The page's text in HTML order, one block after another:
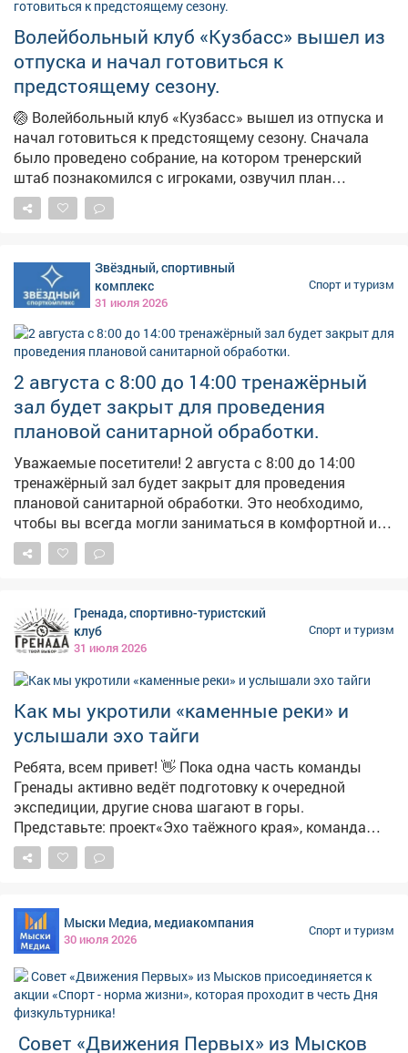
Волейбольный клуб «Кузбасс» вышел из
отпуска и начал готовиться к
предстоящему сезону.
🏐 Волейбольный клуб «Кузбасс» вышел из отпуска и
начал готовиться к предстоящему сезону. Сначала
было проведено собрание, на котором тренерский
штаб познакомился с игроками, озвучил план
предсезонной подготовки и обозначил методы
работы. Напомним, буквально накануне сбора
Зинько избавился от приставки и.о. и стал
полноправным наставником. #новости10канала
Звёздный, спортивный
комплекс
31 июля 2026
Спорт и туризм
2 августа с 8:00 до 14:00 тренажёрный
зал будет закрыт для проведения
плановой санитарной обработки.
Уважаемые посетители! 2 августа с 8:00 до 14:00
тренажёрный зал будет закрыт для проведения
плановой санитарной обработки. Это необходимо,
чтобы вы всегда могли заниматься в комфортной и
безопасной обстановке. Будем рады видеть вас после
14:00! Спасибо за понимание.
Гренада, спортивно-туристский
клуб
31 июля 2026
Спорт и туризм
Как мы укротили «каменные реки» и
услышали эхо тайги
Ребята, всем привет! 👋 Пока одна часть команды
Гренады активно ведёт подготовку к очередной
экспедиции, другие снова шагают в горы.
Представьте: проект«Эхо таёжного края», команда
отважных юных туристов под присмотром настоящих
гуру-походников Ертышовой С.В. и Стригунова С В.и
Казыр- мощная, полноводная артерия, самый
крупный приток Томи, и её своенравный сосед -
речкаСургас. Места там просто дух захватывают! 🏔️
Это вам не по парку прогуляться. Мы прошли около60
километров! И каждый из них был испытанием. Что
такое курумники? 😅 О, это отдельная песня!
Представьте себе гигантскую каменную реку, которая
застыла миллионы лет назад прямо посреди тайги.
Мыски Медиа, медиакомпания
30 июля 2026
Спорт и туризм
Совет «Движения Первых» из Мысков